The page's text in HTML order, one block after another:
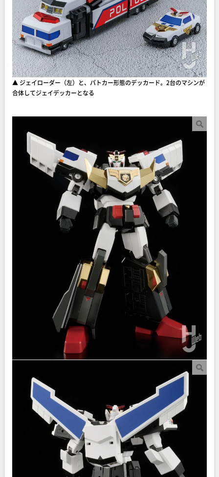
▲ ジェイローダー（左）と、パトカー形態のデッカード。2台のマシンが
合体してジェイデッカーとなる